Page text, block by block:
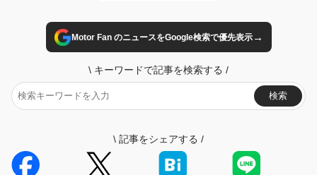
Motor Fan のニュースをGoogle検索で優先表示→
\ キーワードで記事を検索する /
検索
\ 記事をシェアする /